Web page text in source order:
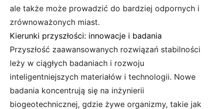
ale także może prowadzić do bardziej odpornych i
zrównoważonych miast.
Kierunki przyszłości: innowacje i badania
Przyszłość zaawansowanych rozwiązań stabilności
leży w ciągłych badaniach i rozwoju
inteligentniejszych materiałów i technologii. Nowe
badania koncentrują się na inżynierii
biogeotechnicznej, gdzie żywe organizmy, takie jak